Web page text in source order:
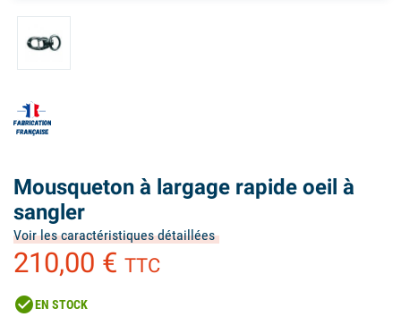
Mousqueton à largage rapide oeil à
sangler
Voir les caractéristiques détaillées
210,00 € TTC
check_circleEN STOCK